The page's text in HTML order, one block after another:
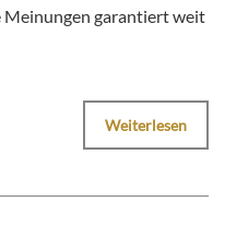
Meinungen garantiert weit
Weiterlesen